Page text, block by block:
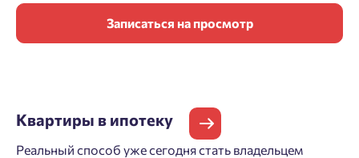
Записаться на просмотр
Квартиры в ипотеку
Реальный способ уже сегодня стать владельцем